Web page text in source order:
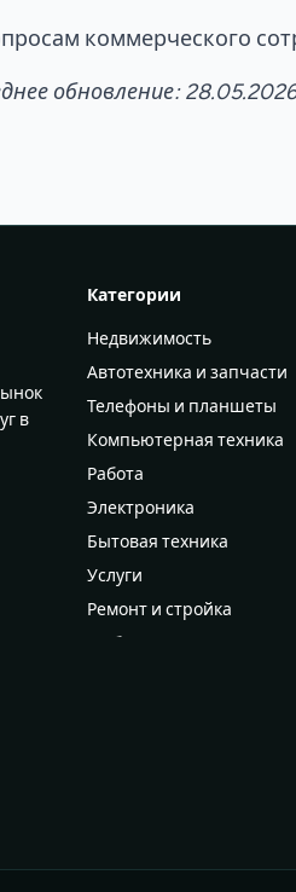
коммерческого
обновление: 28.05.2026
в
Категории
Недвижимость
Автотехника и запчасти
Телефоны и планшеты
Компьютерная техника
Работа
Электроника
Бытовая техника
Услуги
Ремонт и стройка
Мебель